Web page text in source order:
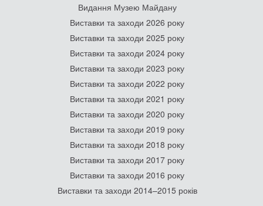
Видання Музею Майдану
Виставки та заходи 2026 року
Виставки та заходи 2025 року
Виставки та заходи 2024 року
Виставки та заходи 2023 року
Виставки та заходи 2022 року
Виставки та заходи 2021 року
Виставки та заходи 2020 року
Виставки та заходи 2019 року
Виставки та заходи 2018 року
Виставки та заходи 2017 року
Виставки та заходи 2016 року
Виставки та заходи 2014–2015 років